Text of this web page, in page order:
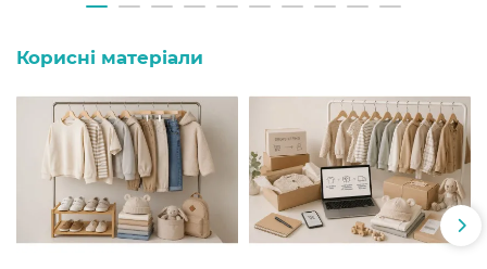
Корисні матеріали